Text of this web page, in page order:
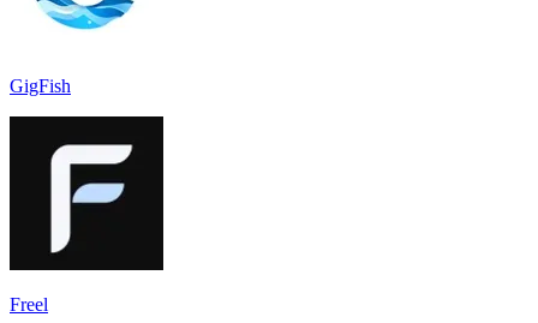
GigFish
Freel